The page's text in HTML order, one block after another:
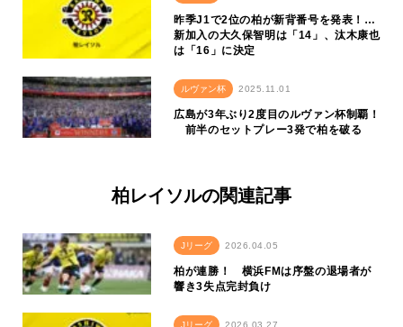
昨季J1で2位の柏が新背番号を発表！…
新加入の大久保智明は「14」、汰木康也
は「16」に決定
ルヴァン杯 2025.11.01
広島が3年ぶり2度目のルヴァン杯制覇！
前半のセットプレー3発で柏を破る
柏レイソルの関連記事
Jリーグ 2026.04.05
柏が連勝！ 横浜FMは序盤の退場者が
響き3失点完封負け
Jリーグ 2026.03.27